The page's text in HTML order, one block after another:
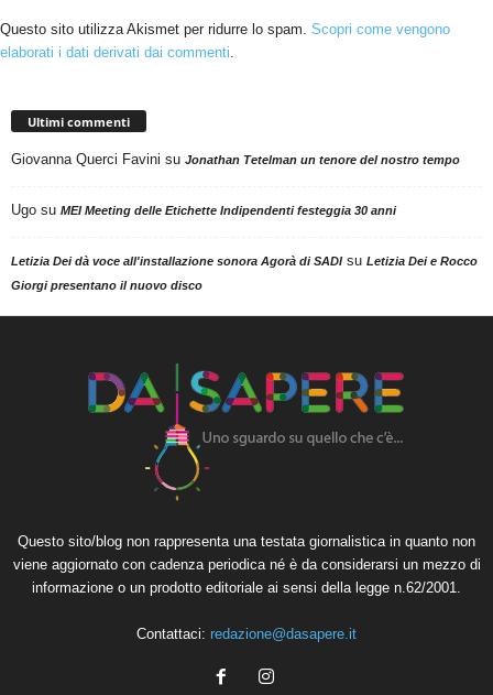
Questo sito utilizza Akismet per ridurre lo spam. Scopri come vengono
elaborati i dati derivati dai commenti.
Ultimi commenti
Giovanna Querci Favini su Jonathan Tetelman un tenore del nostro tempo
Ugo su MEI Meeting delle Etichette Indipendenti festeggia 30 anni
Letizia Dei dà voce all'installazione sonora Agorà di SADIsu Letizia Dei e Rocco
Giorgi presentano il nuovo disco
Questo sito/blog non rappresenta una testata giornalistica in quanto non
viene aggiornato con cadenza periodica né è da considerarsi un mezzo di
informazione o un prodotto editoriale ai sensi della legge n.62/2001.
Contattaci: redazione@dasapere.it